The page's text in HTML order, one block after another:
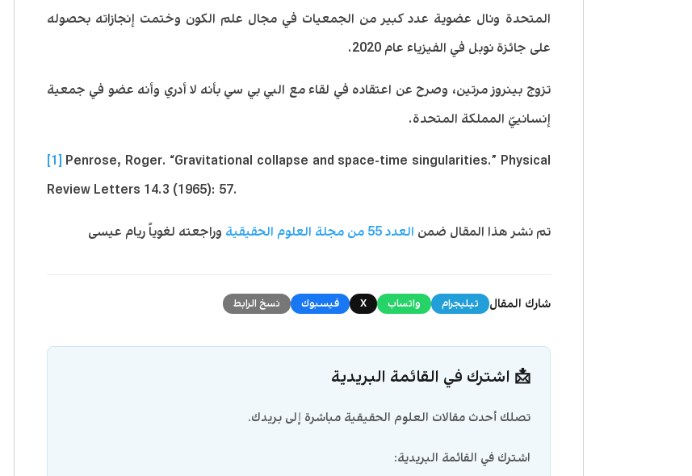
المتحدة ونال عضوية عدد كبير من الجمعيات في مجال علم الكون وختمت إنجازاته بحصوله
على جائزة نوبل في الفيزياء عام 2020.
تزوج بينروز مرتين، وصرح عن اعتقاده في لقاء مع البي بي سي بأنه لا أدري وأنه عضو في جمعية
إنسانييّ المملكة المتحدة.
[1] Penrose, Roger. “Gravitational collapse and space-time singularities.” Physical
Review Letters 14.3 (1965): 57.
تم نشر هذا المقال ضمن العدد 55 من مجلة العلوم الحقيقية وراجعته لغوياً ريام عيسى
شارك المقال تيليجرام واتساب X فيسبوك نسخ الرابط
📩 اشترك في القائمة البريدية
تصلك أحدث مقالات العلوم الحقيقية مباشرة إلى بريدك.
اشترك في القائمة البريدية: